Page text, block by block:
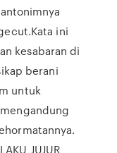
ini
kesabaran di
berani
untuk
JUJUR